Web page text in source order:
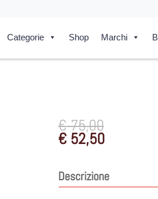
Categorie Shop Marchi
€75,00
€52,50
Descrizione